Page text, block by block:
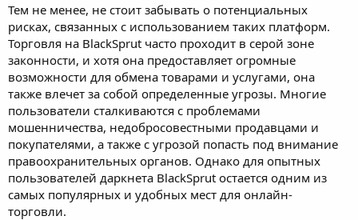
Тем не менее, не стоит забывать о потенциальных
рисках, связанных с использованием таких платформ.
Торговля на BlackSprut часто проходит в серой зоне
законности, и хотя она предоставляет огромные
возможности для обмена товарами и услугами, она
также влечет за собой определенные угрозы. Многие
пользователи сталкиваются с проблемами
мошенничества, недобросовестными продавцами и
покупателями, а также с угрозой попасть под внимание
правоохранительных органов. Однако для опытных
пользователей даркнета BlackSprut остается одним из
самых популярных и удобных мест для онлайн-
торговли.